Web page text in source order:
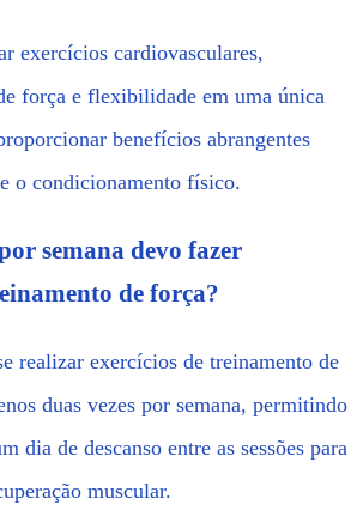
exercícios cardiovasculares,
força e flexibilidade em uma única
benefícios abrangentes
o condicionamento físico.
semana devo fazer
de força?
realizar exercícios de treinamento de
duas vezes por semana, permitindo
dia de descanso entre as sessões para
muscular.